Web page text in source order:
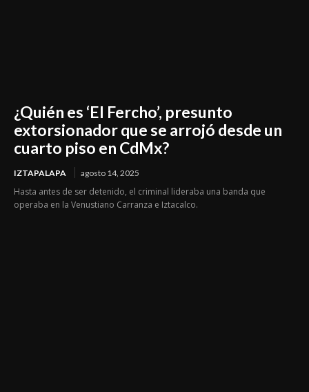
¿Quién es ‘El Fercho’, presunto
extorsionador que se arrojó desde un
cuarto piso en CdMx?
IZTAPALAPA agosto 14, 2025
Hasta antes de ser detenido, el criminal lideraba una banda que
operaba en la Venustiano Carranza e Iztacalco.